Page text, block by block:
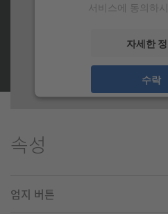
서비스에 동의하
자세한
수락
속성
엄지 버튼